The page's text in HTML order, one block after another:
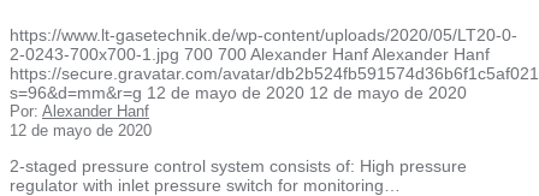
https://www.lt-gasetechnik.de/wp-content/uploads/2020/05/LT20-0-
2-0243-700x700-1.jpg 700 700Alexander HanfAlexander Hanf
https://secure.gravatar.com/avatar/
s=96&d=mm&r=g 12 de mayo de 2020 12 de mayo de 2020
Por: Alexander Hanf
12 de mayo de 2020
2-staged pressure control system consists of: High pressure
regulator with inlet pressure switch for monitoring…